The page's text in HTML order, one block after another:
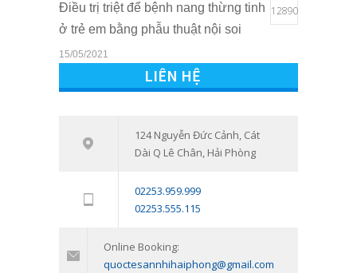
Điều trị triệt để bệnh nang thừng tinh
ở trẻ em bằng phẫu thuật nội soi
12890
15/05/2021
Quyền lợi của trẻ em khi sở hữu thẻ
BHYT tại Bệnh viện Quốc tế Sản
Nhi Hải Phòng
16/03/2021
Tham vấn – Trị liệu tâm lý trẻ em và
con vượt qua giai đoạn khó khăn
tâm lý
11/01/2024
LIÊN HỆ
124 Nguyễn Đức Cảnh, Cát
Dài Q Lê Chân, Hải Phòng
02253.959.999
02253.555.115
Online Booking:
quoctesannhihaiphong@gmail.com